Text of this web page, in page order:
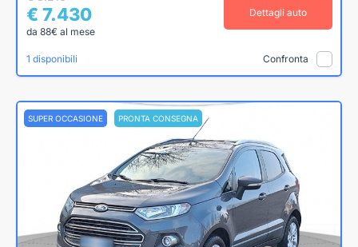
€ 7.430
da 88€ al mese
Dettagli auto
1 disponibili Confronta
SUPER OCCASIONE PRONTA CONSEGNA